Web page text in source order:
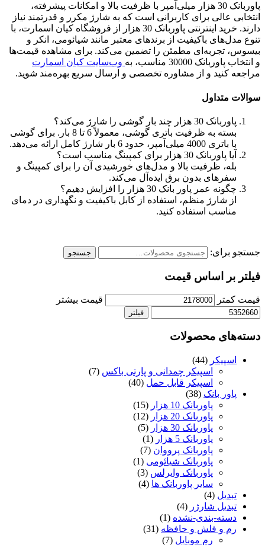
پاوربانک 30 هزار میلی‌آمپر با ظرفیت بالا و امکانات پیشرفته،
انتخابی عالی برای کاربرانی است که به شارژ مکرر و قدرتمند نیاز
دارند. خرید اینترنتی پاوربانک 30 هزار از فروشگاه کیان اسمارت، با
تنوع مدل‌های باکیفیت از برندهای معتبر مانند شیائومی، انکر و
بیسوس، تجربه‌ای مطمئن را تضمین می‌کند. برای مشاهده قیمت‌ها
و انتخاب پاوربانک 30000 مناسب، به
وب‌سایت کیان اسمارت
مراجعه کنید و از مشاوره تخصصی و ارسال سریع بهره‌مند شوید.
سوالات متداول
پاوربانک 30 هزار چند بار گوشی را شارژ می‌کند؟
بسته به ظرفیت باتری گوشی، معمولاً 6 تا 8 بار. برای گوشی
با باتری 4000 میلی‌آمپر، حدود 6 بار شارژ کامل ارائه می‌دهد.
آیا پاوربانک 30 هزار برای کمپینگ مناسب است؟
بله، ظرفیت بالا و مدل‌های خورشیدی آن را برای کمپینگ و
سفرهای بدون برق ایده‌آل می‌کند.
چگونه عمر پاور بانک 30 هزار را افزایش دهیم؟
از شارژ منظم، استفاده از کابل باکیفیت و نگهداری در دمای
مناسب استفاده کنید.
جستجو برای: جستجو
فیلتر بر اساس قیمت
قیمت کمتر قیمت بیشتر
فیلتر
دسته‌های محصولات
اسپیکر (44)
اسپیکر چمدانی و پارتی باکس (7)
اسپیکر قابل حمل (40)
پاور بانک (38)
پاوربانک 10 هزار
(15)
پاوربانک 20 هزار
(12)
پاوربانک 30 هزار
(5)
پاوربانک 5 هزار
(1)
پاوربانک پرووان (7)
پاوربانک شیائومی (1)
پاوربانک وایرلس (3)
سایر پاوربانک ها (4)
تبدیل (4)
تبدیل شارژر (4)
دسته-بندی-نشده (1)
رم و فلش و حافظه (31)
رم موبایل (7)